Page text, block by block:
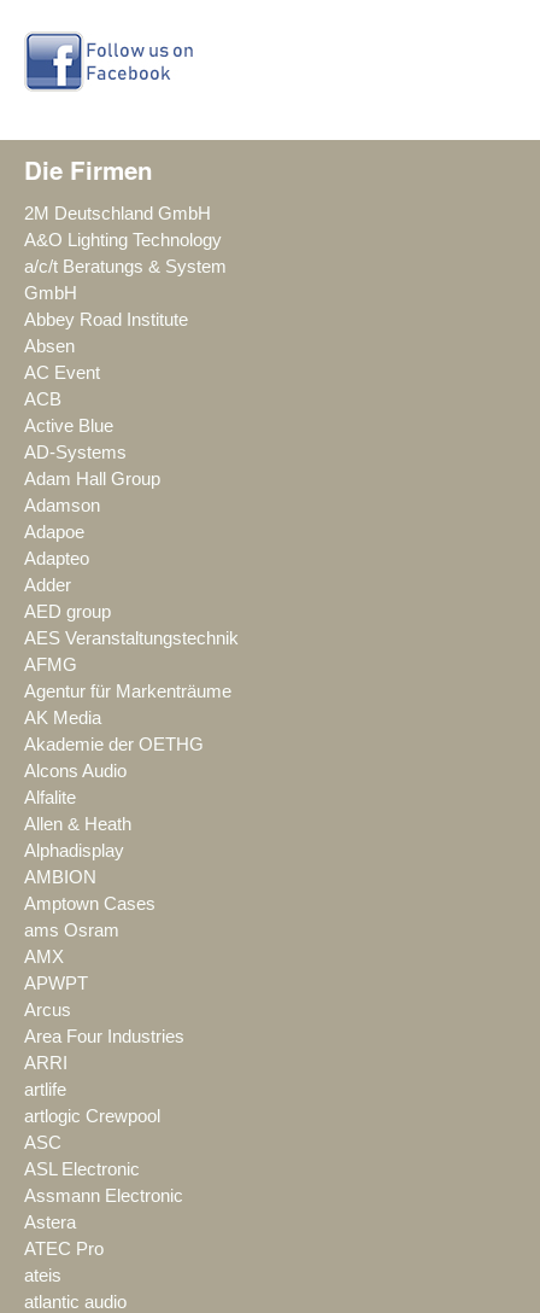
Die Firmen
2M Deutschland GmbH
A&O Lighting Technology
a/c/t Beratungs & System
GmbH
Abbey Road Institute
Absen
AC Event
ACB
Active Blue
AD-Systems
Adam Hall Group
Adamson
Adapoe
Adapteo
Adder
AED group
AES Veranstaltungstechnik
AFMG
Agentur für Markenträume
AK Media
Akademie der OETHG
Alcons Audio
Alfalite
Allen & Heath
Alphadisplay
AMBION
Amptown Cases
ams Osram
AMX
APWPT
Arcus
Area Four Industries
ARRI
artlife
artlogic Crewpool
ASC
ASL Electronic
Assmann Electronic
Astera
ATEC Pro
ateis
atlantic audio